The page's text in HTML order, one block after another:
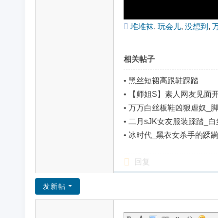
堆堆袜, 玩会儿, 没想到 ,
相关帖子
• 黑丝短裙高跟鞋踩踏
•
【师姐S】素人网友见面
• 万万白丝板鞋凶狠虐奴_
• 二月sJK女友服装踩踏_
• 冰时代_黑衣女杀手的蹂
回复
发新帖